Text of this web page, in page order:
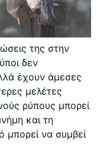
της στην
δεν
έχουν άμεσες
μελέτες
ρύπους μπορεί
και τη
μπορεί να συμβεί